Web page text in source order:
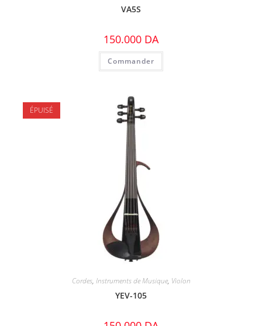
VA5S
150.000 DA
Commander
ÉPUISÉ
Cordes, Instruments de Musique, Violon
YEV-105